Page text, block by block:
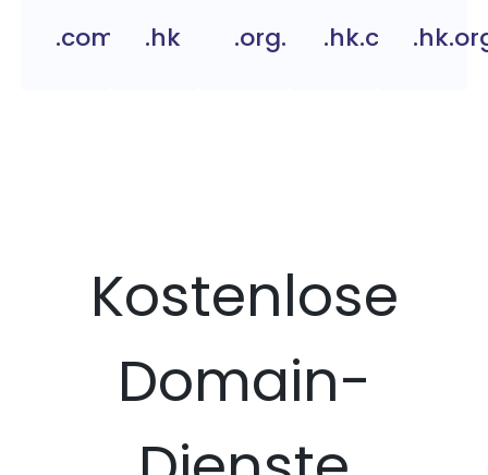
.com.hk.hk .org.hk .hk.com
Kostenlose
Domain-